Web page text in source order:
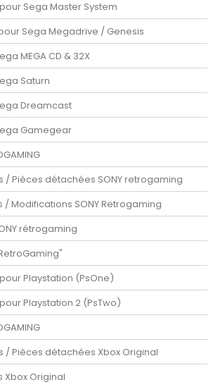
Sega Master System
Sega Megadrive / Genesis
MEGA CD & 32X
Saturn
Dreamcast
Gamegear
/ Pièces détachées SONY retrogaming
/ Modifications SONY Retrogaming
rétrogaming
Playstation (PsOne)
Playstation 2 (PsTwo)
/ Pièces détachées Xbox Original
Xbox Original